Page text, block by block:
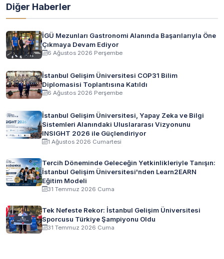
Diğer Haberler
İGÜ Mezunları Gastronomi Alanında Başarılarıyla Öne
Çıkmaya Devam Ediyor
6 Ağustos 2026 Perşembe
İstanbul Gelişim Üniversitesi COP31 Bilim
Diplomasisi Toplantısına Katıldı
6 Ağustos 2026 Perşembe
İstanbul Gelişim Üniversitesi, Yapay Zeka ve Bilgi
Sistemleri Alanındaki Uluslararası Vizyonunu
INSIGHT 2026 ile Güçlendiriyor
1 Ağustos 2026 Cumartesi
Tercih Döneminde Geleceğin Yetkinlikleriyle Tanışın:
İstanbul Gelişim Üniversitesi'nden Learn2EARN
Eğitim Modeli
31 Temmuz 2026 Cuma
Tek Nefeste Rekor: İstanbul Gelişim Üniversitesi
Sporcusu Türkiye Şampiyonu Oldu
31 Temmuz 2026 Cuma